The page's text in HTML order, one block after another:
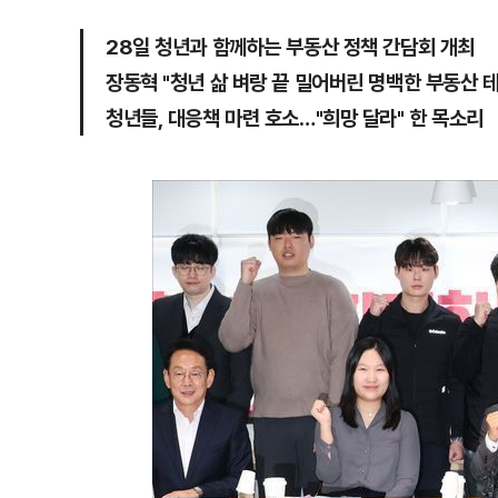
28일 청년과 함께하는 부동산 정책 간담회 개최
장동혁 "청년 삶 벼랑 끝 밀어버린 명백한 부동산
청년들, 대응책 마련 호소…"희망 달라" 한 목소리